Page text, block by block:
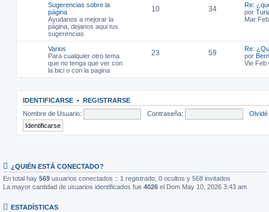
Sugerencias sobre la
página
Ayudanos a mejorar la
página, dejanos aqui tus
sugerencias
10 34
Re:
por
Mar
Varios
Para cualquier otro tema
que no tenga que ver con
la bici o con la pagina
23 59
Re:
por
Vie Feb
IDENTIFICARSE • REGISTRARSE
Nombre de Usuario:
Contraseña:
¿QUIÉN ESTÁ CONECTADO?
En total hay 569 usuarios conectados :: 1 registrado, 0 ocultos y 568 invitados
La mayor cantidad de usuarios identificados fue 4026 el Dom May 10, 2026 3:43 am
ESTADÍSTICAS